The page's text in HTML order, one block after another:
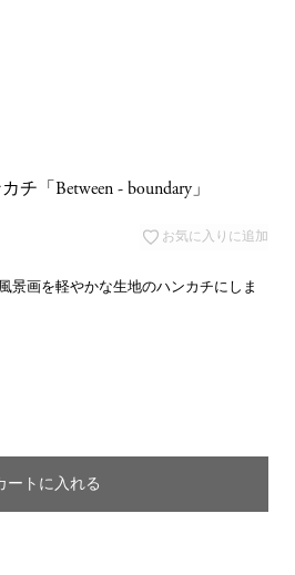
「Between - boundary」
お気に入りに追加
景画を軽やかな生地のハンカチにしま
ートに入れる